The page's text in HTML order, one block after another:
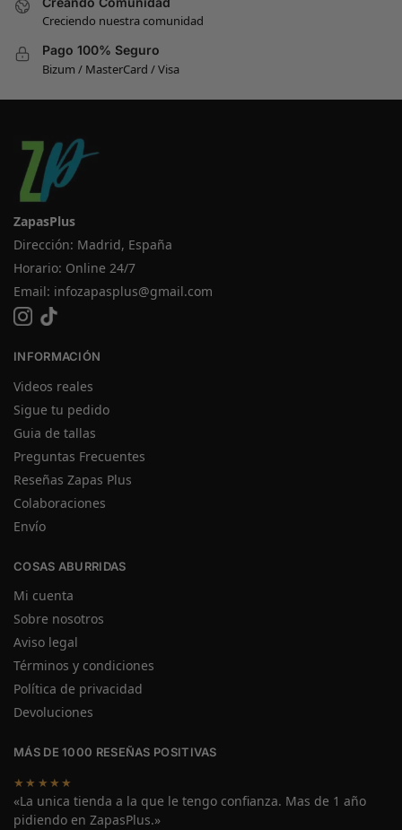
Creciendo nuestra comunidad
Pago 100% Seguro
Bizum / MasterCard / Visa
ZapasPlus
Dirección: Madrid, España
Horario: Online 24/7
Email: infozapasplus@gmail.com
INFORMACIÓN
Videos reales
Sigue tu pedido
Guia de tallas
Preguntas Frecuentes
Reseñas Zapas Plus
Colaboraciones
Envío
COSAS ABURRIDAS
Mi cuenta
Sobre nosotros
Aviso legal
Términos y condiciones
Política de privacidad
Devoluciones
MÁS DE 1000 RESEÑAS POSITIVAS
★★★★★
«La unica tienda a la que le tengo confianza. Mas de 1 año
pidiendo en ZapasPlus.»